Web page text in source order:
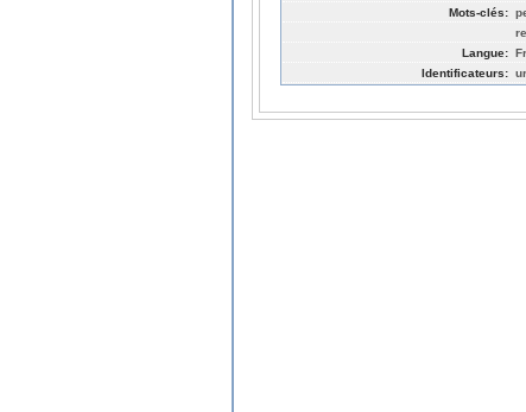
Mots-clés:
Langue:
Identificateurs: